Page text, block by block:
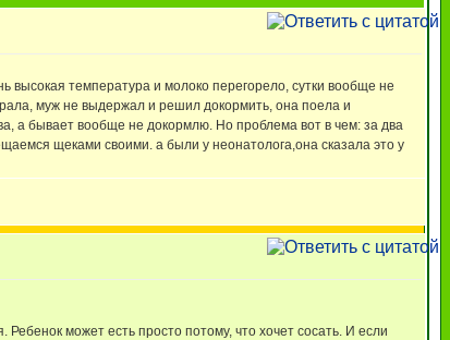
температура и молоко перегорело, сутки вообще не
муж не выдержал и решил докормить, она поела и
а бывает вообще не докормлю. Но проблема вот в чем: за два
щеками своими. а были у неонатолога,она сказала это у
может есть просто потому, что хочет сосать. И если